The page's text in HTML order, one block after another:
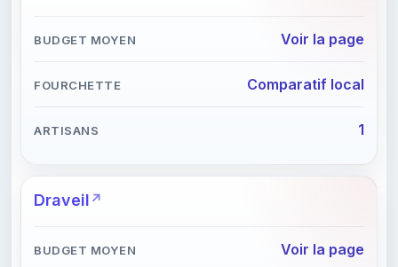
Voir la page
Comparatif local
1
Draveil
Voir la page